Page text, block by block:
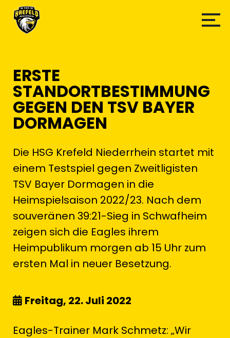
ERSTE
STANDORTBESTIMMUNG
GEGEN DEN TSV BAYER
DORMAGEN
Die HSG Krefeld Niederrhein startet mit
einem Testspiel gegen Zweitligisten
TSV Bayer Dormagen in die
Heimspielsaison 2022/23. Nach dem
souveränen 39:21-Sieg in Schwafheim
zeigen sich die Eagles ihrem
Heimpublikum morgen ab 15 Uhr zum
ersten Mal in neuer Besetzung.
Freitag, 22. Juli 2022
Eagles-Trainer Mark Schmetz: „Wir